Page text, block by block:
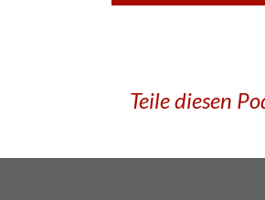
Teile diesen